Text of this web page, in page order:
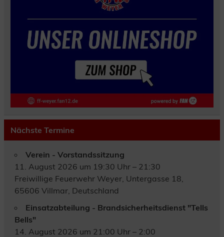
Nächste Termine
Verein - Vorstandssitzung
11. August 2026 um 19:30 Uhr – 21:30
Freiwillige Feuerwehr Weyer, Untergasse 18,
65606 Villmar, Deutschland
Einsatzabteilung - Brandsicherheitsdienst "Tells
Bells"
14. August 2026 um 21:00 Uhr – 2:00